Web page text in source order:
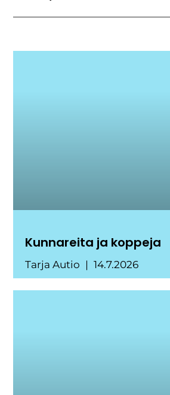
Kunnareita ja koppeja
Tarja Autio 14.7.2026